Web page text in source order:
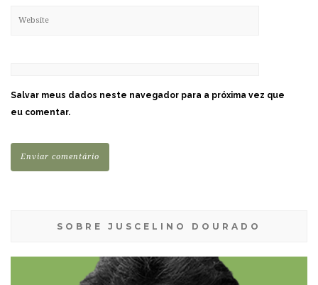
Salvar meus dados neste navegador para a próxima vez que
eu comentar.
SOBRE JUSCELINO DOURADO